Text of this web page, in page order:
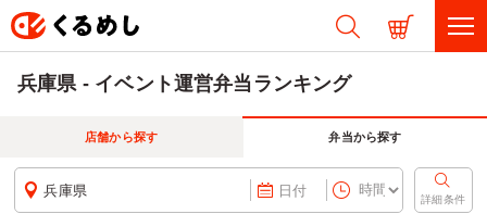
兵庫県 - イベント運営弁当ランキング
店舗から探す 弁当から探す
兵庫県 日付
詳細条件